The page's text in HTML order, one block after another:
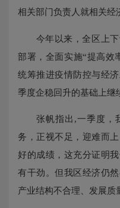
相关部门负责人就相关经
今年以来，全区上
部署，全面实施“提高效
统筹推进疫情防控与经
季度企稳回升的基础上继
张帆指出,一季度，
务，正视不足，迎难而
好的成绩，这充分证明
有干劲。但我区经济仍
产业结构不合理、发展质